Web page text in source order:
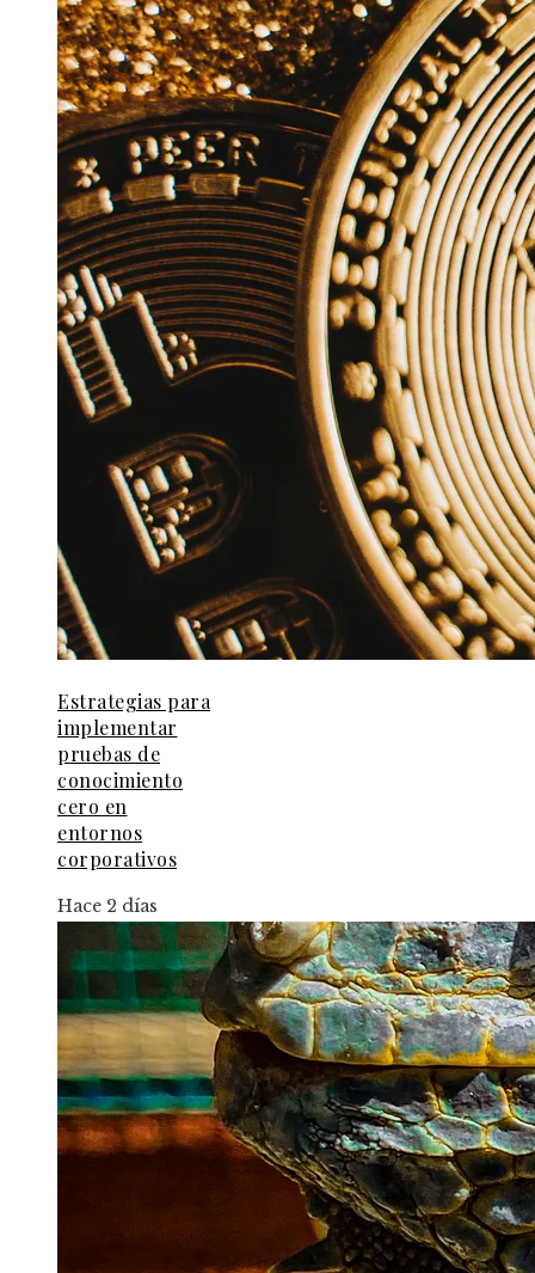
Estrategias para
implementar
pruebas de
conocimiento
cero en
entornos
corporativos
Hace 2 días